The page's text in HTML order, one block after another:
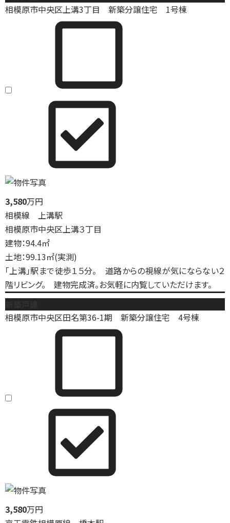
相模原市中央区上溝3丁目 新築分譲住宅 1号棟
3,580万円
相模線 上溝駅
相模原市中央区上溝３丁目
建物：94.4㎡
土地：99.13㎡(実測)
「上溝」駅まで徒歩１５分。 道路からの視線が気にならない２
階リビング。 建物完成済。お気軽に内覧していただけます。
相模原市中央区田名第36-1期 新築分譲住宅 4号棟
3,580万円